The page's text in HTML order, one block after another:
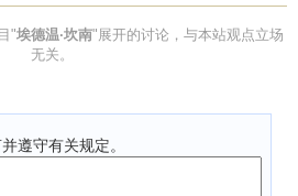
国政治经济学中生产与分配理论史
年）
年）
"埃德温·坎南"展开的讨论，与本站观点立场
无关。
遵守有关规定。